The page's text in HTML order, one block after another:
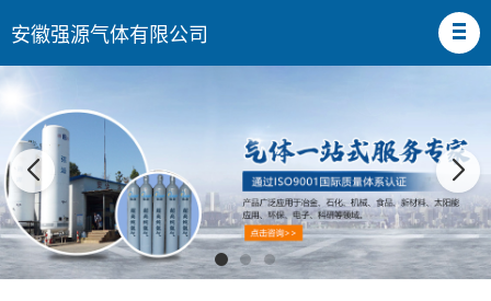
安徽强源气体有限公司